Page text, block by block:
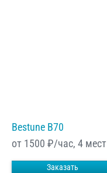
Bestune B70
от 1500 ₽/час, 4 мест
Заказать